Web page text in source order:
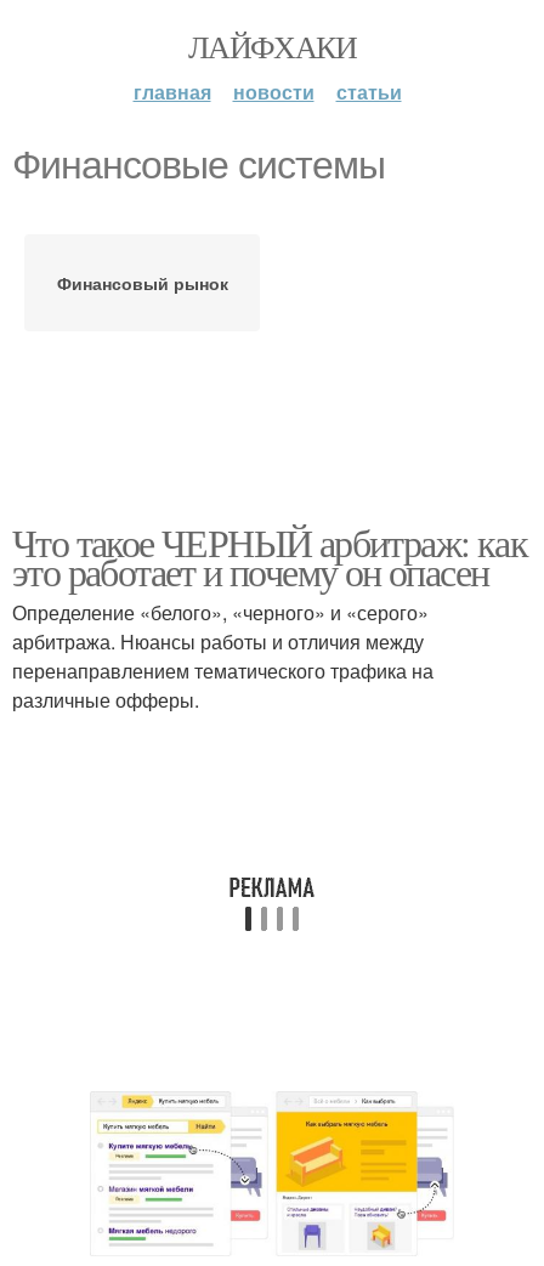
ЛАЙФХАКИ
главная новости статьи
Финансовые системы
Финансовый рынок
Что такое ЧЕРНЫЙ арбитраж: как
это работает и почему он опасен
Определение «белого», «черного» и «серого»
арбитража. Нюансы работы и отличия между
перенаправлением тематического трафика на
различные офферы.